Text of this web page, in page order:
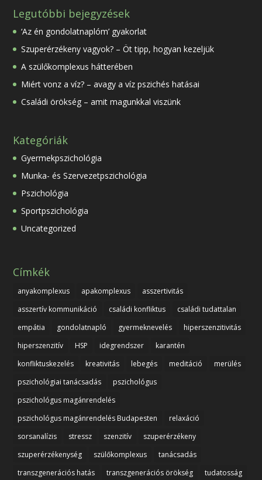
Legutóbbi bejegyzések
‘Az én gondolatnaplóm’ gyakorlat
Szuperérzékeny vagyok? – Öt tipp, hogyan kezeljük
A szülőkomplexus hátterében
Miért vonz a víz? – avagy a víz pszichés hatásai
Családi örökség – amit magunkkal viszünk
Kategóriák
Gyermekpszichológia
Munka- és Szervezetpszichológia
Pszichológia
Sportpszichológia
Uncategorized
Címkék
anyakomplexus apakomplexus
asszertivitás
asszertív kommunikáció
családi konfliktus
családi tudattalan
empátia
gondolatnapló gyermeknevelés
hiperszenzitivitás
hiperszenzitív
HSP idegrendszer
karantén
konfliktuskezelés
kreativitás lebegés meditáció
merülés
pszichológiai tanácsadás
pszichológus
pszichológus magánrendelés
pszichológus magánrendelés Budapesten
relaxáció
sorsanalízis
stressz szenzitív
szuperérzékeny
szuperérzékenység
szülőkomplexus
tanácsadás
transzgenerációs hatás
transzgenerációs örökség
tudatosság